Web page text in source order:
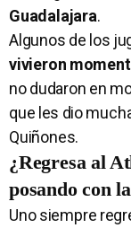
Guadalajara.
Algunos de los
vivieron
no dudaron en
que les dio
Quiñones.
¿Regresa al
posando con
Uno siempre